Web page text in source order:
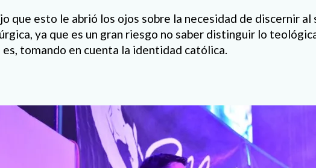
que esto le abrió los ojos sobre la necesidad de discernir al
ya que es un gran riesgo no saber distinguir lo
es, tomando en cuenta la identidad católica.